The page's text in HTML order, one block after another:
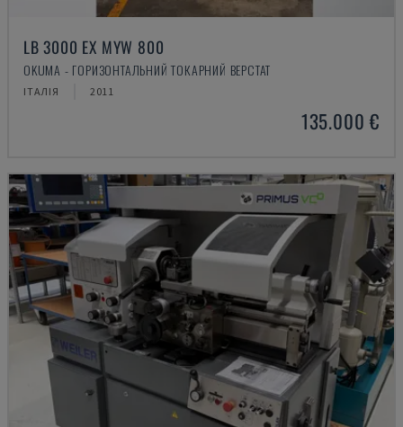
LB 3000 EX MYW 800
OKUMA - ГОРИЗОНТАЛЬНИЙ ТОКАРНИЙ ВЕРСТАТ
ІТАЛІЯ 2011
135.000 €